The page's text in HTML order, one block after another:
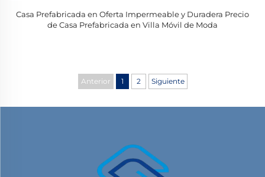
Casa Prefabricada en Oferta Impermeable y Duradera Precio
de Casa Prefabricada en Villa Móvil de Moda
Anterior 1 2 Siguiente